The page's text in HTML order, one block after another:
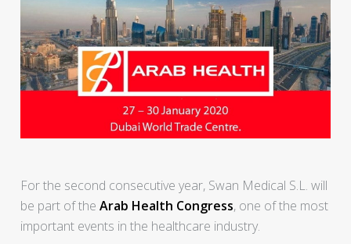
For the second consecutive year, Swan Medical S.L. will
be part of the Arab Health Congress, one of the most
important events in the healthcare industry.